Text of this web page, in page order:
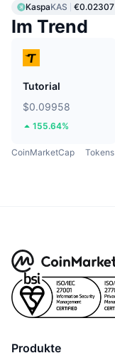
KaspaKAS €0.02307
Im Trend
Tutorial
$0.09958
155.64%
CoinMarketCap Tokens
Produkte